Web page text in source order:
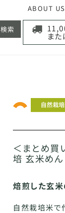
ABOUT US
ま
検索
＜まとめ買
培 玄米めん
焙煎した玄
自然栽培米で